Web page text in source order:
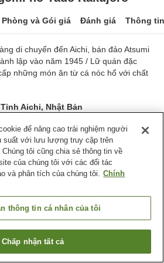
Phòng và Gói giá Đánh giá Thông
di chuyển đến Aichi, bán đảo Atsumi
lập vào năm 1945 / Lữ quán đặc
những món ăn từ cá nóc hổ với chất
Aichi, Nhật Bản
110lượt
Tỉnh Aichi
Thành phố Tahara
Kakujoro
Tìm phòng trống
để nâng cao trải nghiệm người
suất với lưu lượng truy cập trên
tôi cũng chia sẻ thông tin về
của chúng tôi với các đối tác
và phân tích của chúng tôi. Chính
thông tin cá nhân của tôi
Chấp nhận tất cả